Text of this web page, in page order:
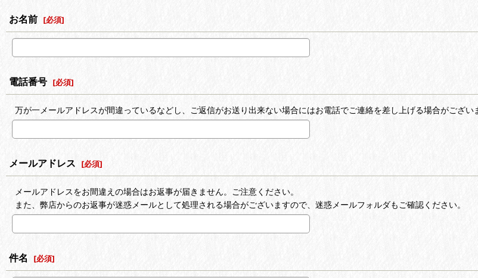
お名前 [必須]
電話番号 [必須]
万が一メールアドレスが間違っているなどし、ご返信がお送り出来ない場合にはお電話でご連絡を差し上げる場合がござい
メールアドレス [必須]
メールアドレスをお間違えの場合はお返事が届きません。ご注意ください。
また、弊店からのお返事が迷惑メールとして処理される場合がございますので、迷惑メールフォルダもご確認ください。
件名 [必須]